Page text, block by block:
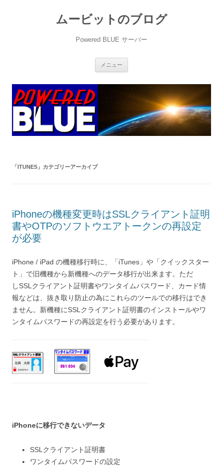
ムービットのブログ
Powered BLUE サーバー
メニュー
ツ
ッ
プ
「ITUNES 」カテゴリーアーカイブ
iPhoneの機種変更時はSSLクライアント証明
書やOTPのソフトウエアトークンの再設定
が必要
iPhone / iPad の機種移行時に、「iTunes」や「クイックスター
ト」で旧機種から新機種へのデータ移行が出来ます。ただ
しSSLクライアント証明書やワンタイムパスワード、カード情
報などは、抜き取り防止の為にこれらのツールでの移行はでき
ません。新機種にSSLクライアント証明書のインストールやワ
ンタイムパスワードの再設定を行う必要があります。
iPhoneに移行できないデータ
SSLクライアント証明書
ワンタイムパスワードの設定